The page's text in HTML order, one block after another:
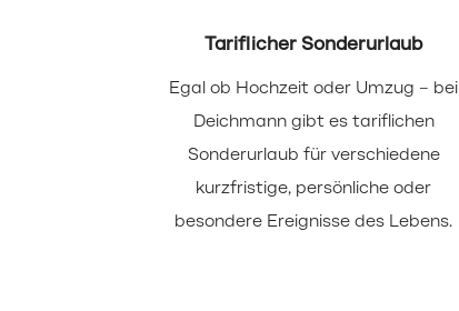
Tariflicher Sonderurlaub
Egal ob Hochzeit oder Umzug – bei
Deichmann gibt es tariflichen
Sonderurlaub für verschiedene
kurzfristige, persönliche oder
besondere Ereignisse des Lebens.